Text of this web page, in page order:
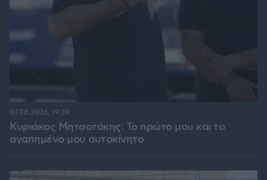
Κυριάκος Μητσοτάκης: Το πρώτο μου και το
αγαπημένο μου αυτοκίνητο
07.08.2026, 19:39